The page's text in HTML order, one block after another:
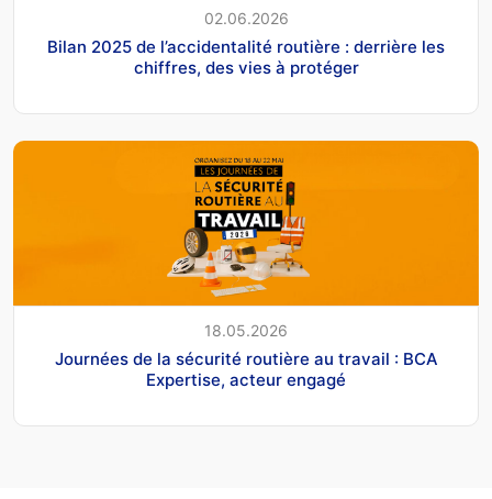
02.06.2026
Bilan 2025 de l’accidentalité routière : derrière les
chiffres, des vies à protéger
18.05.2026
Journées de la sécurité routière au travail : BCA
Expertise, acteur engagé